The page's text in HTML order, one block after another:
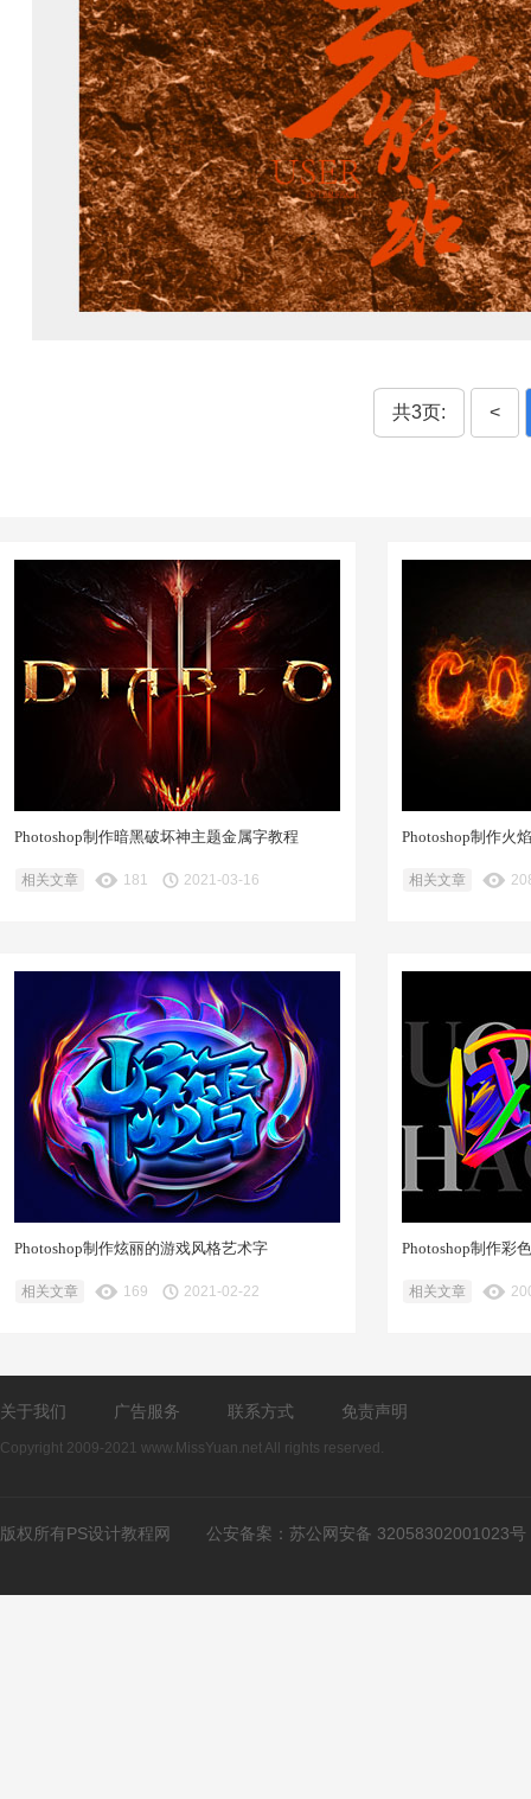
共3页: <
Photoshop制作暗黑破坏神主题金属字教程
相关文章 181 2021-03-16
Photoshop制作火
相关文章
Photoshop制作炫丽的游戏风格艺术字
相关文章 169 2021-02-22
Photoshop制作彩
相关文章
关于我们 广告服务 联系方式 免责声明
Copyright 2009-2021 www.MissYuan.net All rights reserved.
版权所有PS设计教程网 公安备案： 苏公网安备 32058302001023号